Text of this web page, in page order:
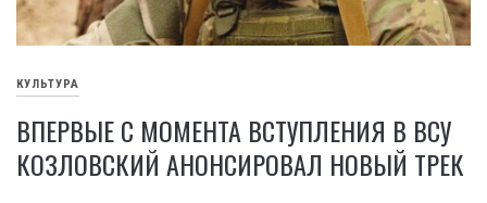
КУЛЬТУРА
ВПЕРВЫЕ С МОМЕНТА ВСТУПЛЕНИЯ В ВСУ
КОЗЛОВСКИЙ АНОНСИРОВАЛ НОВЫЙ ТРЕК